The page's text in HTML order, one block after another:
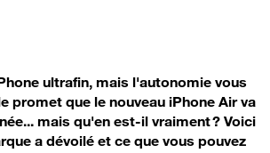
ultrafin, mais l'autonomie vous
promet que le nouveau iPhone Air va
mais qu'en est-il vraiment ? Voici
a dévoilé et ce que vous pouvez